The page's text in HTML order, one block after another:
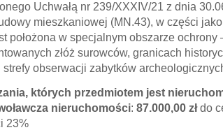
Uchwałą nr 239/XXXIV/21 z dnia
mieszkaniowej (MN.43), w części
położona w specjalnym obszarze
złóż surowców, granicach
strefy obserwacji zabytków
których przedmiotem jest
nieruchomości: 87.000,00 złdo
23%